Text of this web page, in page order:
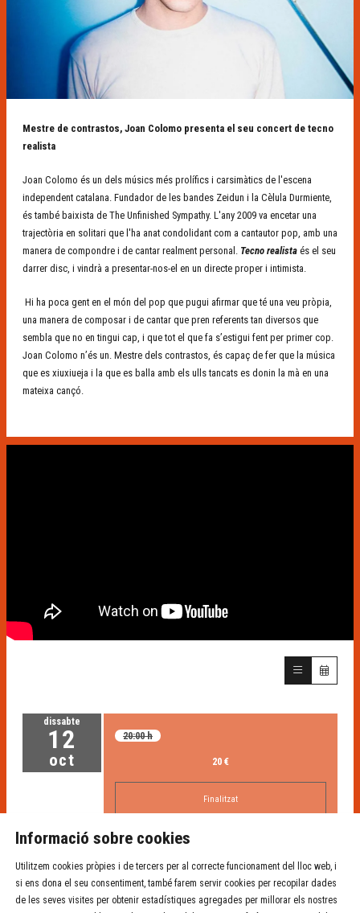
Mestre de contrastos, Joan Colomo presenta el seu concert de tecno
realista
Joan Colomo és un dels músics més prolífics i carsimàtics de l'escena
independent catalana. Fundador de les bandes Zeidun i la Cèlula Durmiente,
és també baixista de The Unfinished Sympathy. L'any 2009 va encetar una
trajectòria en solitari que l'ha anat condolidant com a cantautor pop, amb una
manera de compondre i de cantar realment personal. Tecno realista és el seu
darrer disc, i vindrà a presentar-nos-el en un directe proper i intimista.
Hi ha poca gent en el món del pop que pugui afirmar que té una veu pròpia,
una manera de composar i de cantar que pren referents tan diversos que
sembla que no en tingui cap, i que tot el que fa s’estigui fent per primer cop.
Joan Colomo n’és un. Mestre dels contrastos, és capaç de fer que la música
que es xiuxiueja i la que es balla amb els ulls tancats es donin la mà en una
mateixa cançó.
dissabte
12
oct
20:00 h
20 €
Finalitzat
Informació sobre cookies
Utilitzem cookies pròpies i de tercers per al correcte funcionament del lloc web, i
si ens dona el seu consentiment, també farem servir cookies per recopilar dades
de les seves visites per obtenir estadístiques agregades per millorar els nostres